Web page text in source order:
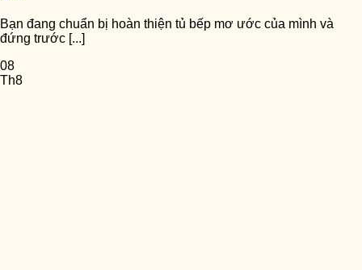
Bạn đang chuẩn bị hoàn thiện tủ bếp mơ ước của mình và
đứng trước [...]
08
Th8